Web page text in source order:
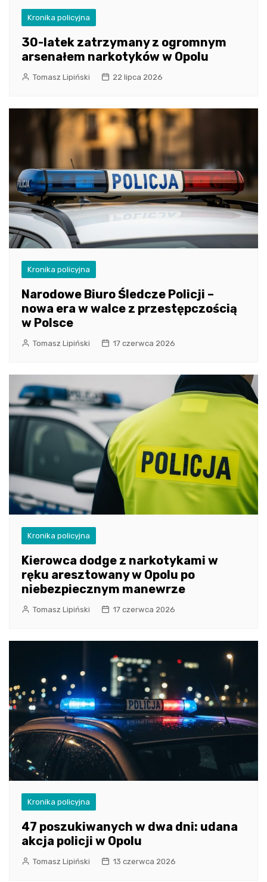
Kronika policyjna
30-latek zatrzymany z ogromnym
arsenałem narkotyków w Opolu
Tomasz Lipiński 22 lipca 2026
Kronika policyjna
Narodowe Biuro Śledcze Policji –
nowa era w walce z przestępczością
w Polsce
Tomasz Lipiński 17 czerwca 2026
Kronika policyjna
Kierowca dodge z narkotykami w
ręku aresztowany w Opolu po
niebezpiecznym manewrze
Tomasz Lipiński 17 czerwca 2026
Kronika policyjna
47 poszukiwanych w dwa dni: udana
akcja policji w Opolu
Tomasz Lipiński 13 czerwca 2026